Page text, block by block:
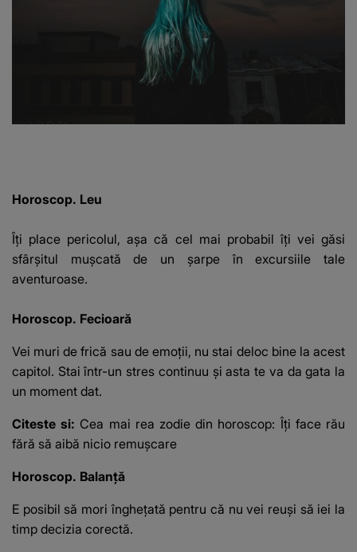
Horoscop. Leu
Îţi place pericolul, aşa că cel mai probabil îţi vei găsi
sfârşitul muşcată de un şarpe în excursiile tale
aventuroase.
Horoscop. Fecioară
Vei muri de frică sau de emoţii, nu stai deloc bine la acest
capitol. Stai într-un stres continuu şi asta te va da gata la
un moment dat.
Citeste si: Cea mai rea zodie din horoscop: Îţi face rău
fără să aibă nicio remuşcare
Horoscop. Balanţă
E posibil să mori îngheţată pentru că nu vei reuşi să iei la
timp decizia corectă.